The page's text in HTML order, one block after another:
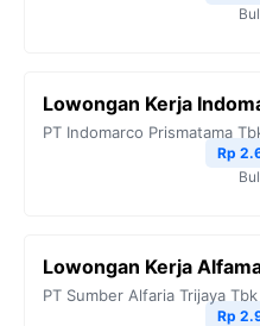
Lowongan Kerja
PT Indomarco Prismatama
Rp
Lowongan Kerja
PT Sumber Alfaria Trijaya Tbk
Rp